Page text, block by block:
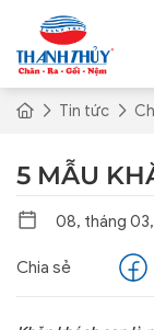
Tin tức
5 MẪU
08, tháng
Chia sẻ